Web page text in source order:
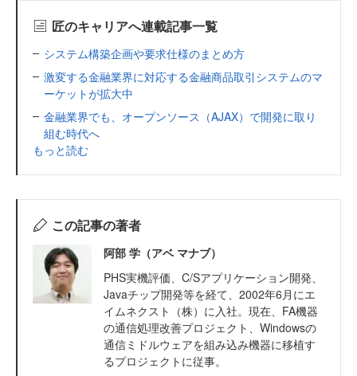
匠のキャリアへ連載記事一覧
システム構築企画や要求仕様のまとめ方
激変する金融業界に対応する金融商品取引システムのマ
ーケットが拡大中
金融業界でも、オープンソース（AJAX）で開発に取り
組む時代へ
もっと読む
この記事の著者
阿部 学（アベ マナブ）
PHS実機評価、C/Sアプリケーション開発、
Javaチップ開発等を経て、2002年6月にエ
イムネクスト（株）に入社。現在、FA機器
の通信処理改善プロジェクト、Windowsの
通信ミドルウェアを組み込み機器に移植す
るプロジェクトに従事。